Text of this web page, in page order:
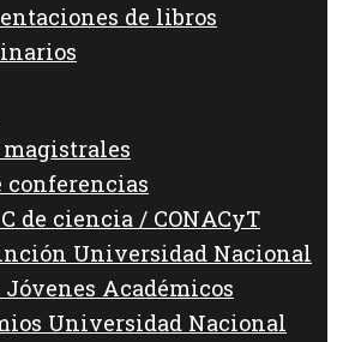
de libros
magistrales
conferencias
de ciencia / CONACyT
Universidad Nacional
Jóvenes Académicos
Universidad Nacional